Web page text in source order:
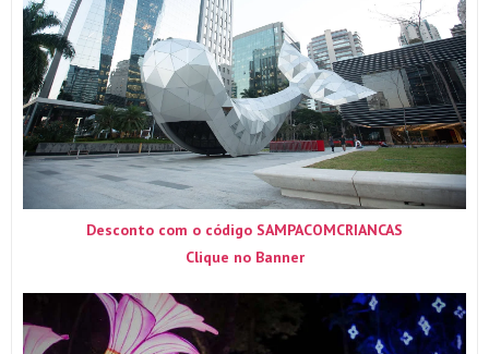
Desconto com o código SAMPACOMCRIANCAS
Clique no Banner